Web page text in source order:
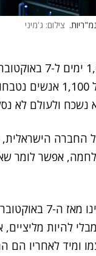
צילום: ג'מיני
ישראל
שחורה נמשכת עד
נשכח ולעולם לא
הישראלית,
1,000 ימים
המנמ"רים,
להיות
עצמו ומיד